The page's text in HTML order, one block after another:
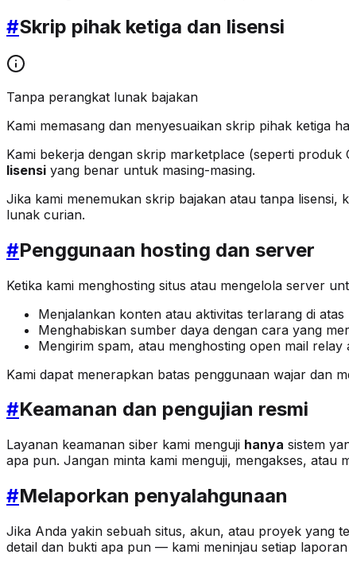
#Skrip pihak ketiga dan lisensi
Tanpa perangkat lunak bajakan
Kami memasang dan menyesuaikan skrip pihak ketiga
Kami bekerja dengan skrip marketplace (seperti
lisensi yang benar untuk masing-masing.
Jika kami menemukan skrip bajakan atau tanpa lisensi,
lunak curian.
#Penggunaan hosting dan server
Ketika kami menghosting situs atau mengelola server
Menjalankan konten atau aktivitas terlarang di atas
Menghabiskan sumber daya dengan cara yang
Mengirim spam, atau menghosting open mail
Kami dapat menerapkan batas penggunaan wajar dan
#Keamanan dan pengujian resmi
Layanan keamanan siber kami menguji hanya sistem
apa pun. Jangan minta kami menguji, mengakses, atau
#Melaporkan penyalahgunaan
Jika Anda yakin sebuah situs, akun, atau proyek yang
detail dan bukti apa pun — kami meninjau setiap